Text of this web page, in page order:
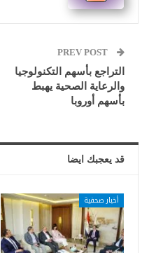
التراجع بأسهم التكنولوجيا
والرعاية الصحية يهبط
بأسهم أوروبا
قد يعجبك ايضا
أخبار صحفية